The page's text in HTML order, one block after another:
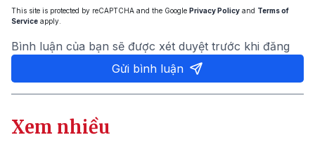
This site is protected by reCAPTCHA and the Google Privacy Policy and Terms of
Service apply.
Bình luận của bạn sẽ được xét duyệt trước khi đăng
Gửi bình luận
Xem nhiều